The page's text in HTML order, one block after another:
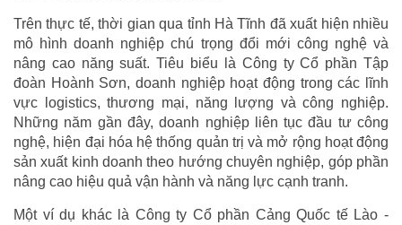
Trên thực tế, thời gian qua tỉnh Hà Tĩnh đã xuất hiện nhiều
mô hình doanh nghiệp chú trọng đổi mới công nghệ và
nâng cao năng suất. Tiêu biểu là Công ty Cổ phần Tập
đoàn Hoành Sơn, doanh nghiệp hoạt động trong các lĩnh
vực logistics, thương mại, năng lượng và công nghiệp.
Những năm gần đây, doanh nghiệp liên tục đầu tư công
nghệ, hiện đại hóa hệ thống quản trị và mở rộng hoạt động
sản xuất kinh doanh theo hướng chuyên nghiệp, góp phần
nâng cao hiệu quả vận hành và năng lực cạnh tranh.
Một ví dụ khác là Công ty Cổ phần Cảng Quốc tế Lào -